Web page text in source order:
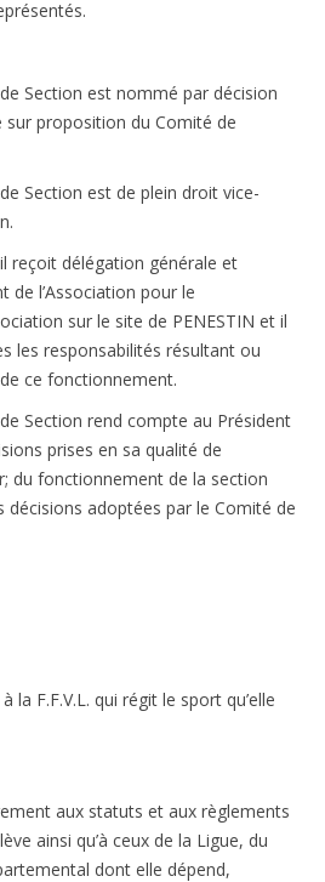
Section est nommé par décision
sur proposition du Comité de
Section est de plein droit vice-
reçoit délégation générale et
de l’Association pour le
sur le site de PENESTIN et il
les responsabilités résultant ou
ce fonctionnement.
Section rend compte au Président
prises en sa qualité de
du fonctionnement de la section
décisions adoptées par le Comité de
la F.F.V.L. qui régit le sport qu’elle
aux statuts et aux règlements
ainsi qu’à ceux de la Ligue, du
dont elle dépend,